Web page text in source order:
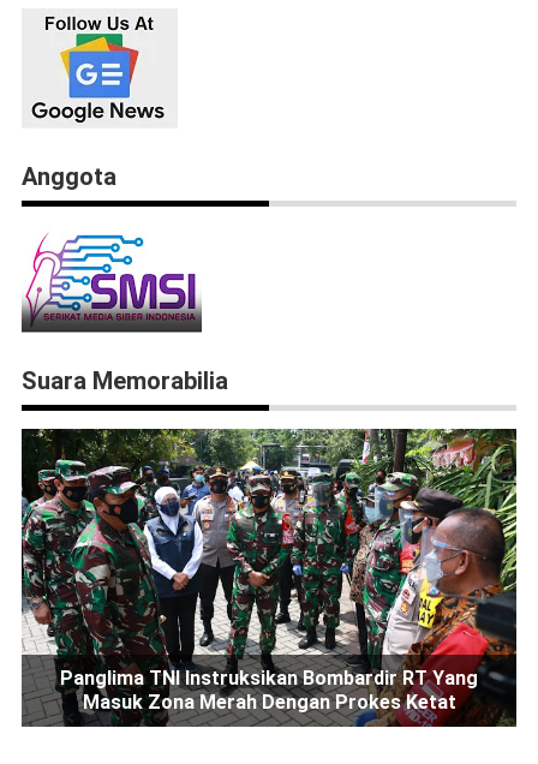
Anggota
Suara Memorabilia
Panglima TNI Instruksikan Bombardir RT Yang
Masuk Zona Merah Dengan Prokes Ketat